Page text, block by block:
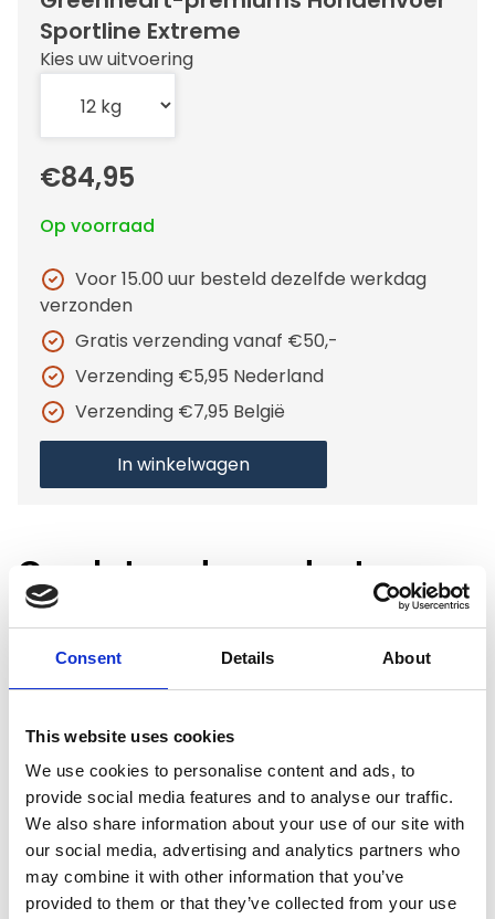
Consent Details About
This website uses cookies
We use cookies to personalise content and ads, to
provide social media features and to analyse our traffic.
We also share information about your use of our site with
our social media, advertising and analytics partners who
may combine it with other information that you’ve
provided to them or that they’ve collected from your use
Sportline Extreme
Kies uw uitvoering
€84,95
Op voorraad
Voor 15.00 uur besteld dezelfde werkdag
verzonden
Gratis verzending vanaf €50,-
Verzending €5,95 Nederland
Verzending €7,95 België
In winkelwagen
Gerelateerde producten
Hundos
Niet op voorraad
Voor 15:00 besteld,
zelfde werkdag verzonden
€6,99
In winkelwagen